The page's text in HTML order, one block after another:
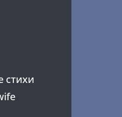
стихи